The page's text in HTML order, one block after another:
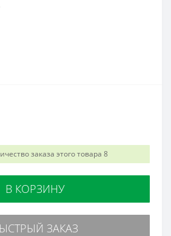
заказа этого товара 8
В КОРЗИНУ
ЗАКАЗ